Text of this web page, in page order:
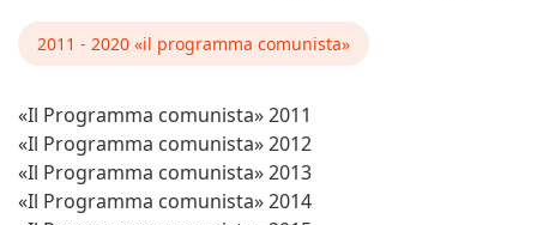
2011 - 2020 «il programma comunista»
«Il Programma comunista» 2011
«Il Programma comunista» 2012
«Il Programma comunista» 2013
«Il Programma comunista» 2014